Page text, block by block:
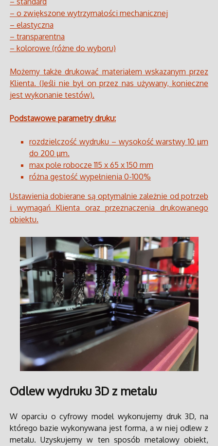
– o zwiększone wytrzymałości mechanicznej
– elastyczna
– transparentna
– kolorowe (różne do wyboru)
Możemy także drukować materiałem wskazanym przez
Klienta. (Jeśli nie był on przez nas używany, konieczne
jest wykonanie testów).
Podstawowe parametry druku:
rozdzielczość wydruku – wysokość warstwy 10 µm
do 200 µm.
max pole robocze 115 x 65 x 150 mm
różna gęstość wypełnienia 0-100%
Ustawienia dobierane są optymalnie zależnie od potrzeb
i wymagań Klienta oraz przeznaczenia drukowanego
obiektu.
Odlew wydruku 3D z metalu
W oparciu o cyfrowy model wykonujemy druk 3D, na
którego bazie wykonywana jest forma, a w niej odlew z
metalu. Uzyskujemy w ten sposób metalowy obiekt,